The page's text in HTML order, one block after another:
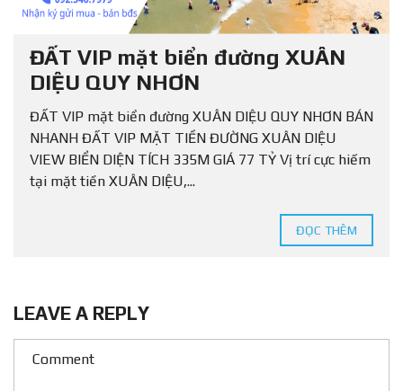
ĐẤT VIP mặt biển đường XUÂN
DIỆU QUY NHƠN
ĐẤT VIP mặt biển đường XUÂN DIỆU QUY NHƠN BÁN
NHANH ĐẤT VIP MẶT TIỀN ĐƯỜNG XUÂN DIỆU
VIEW BIỂN DIỆN TÍCH 335M GIÁ 77 TỶ Vị trí cực hiếm
tại mặt tiền XUÂN DIỆU,...
ĐỌC THÊM
LEAVE A REPLY